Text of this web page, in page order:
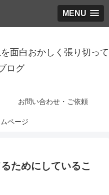
MENU
面白おかしく張り切って
ログ
お問い合わせ・ご依頼
ページ
ためにしているこ